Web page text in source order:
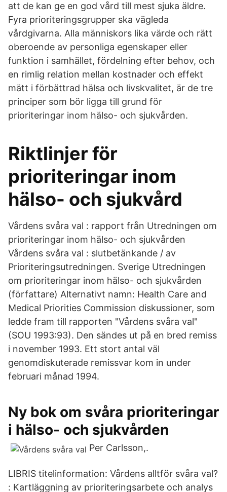
att de kan ge en god vård till mest sjuka äldre.
Fyra prioriteringsgrupper ska vägleda
vårdgivarna. Alla människors lika värde och rätt
oberoende av personliga egenskaper eller
funktion i samhället, fördelning efter behov, och
en rimlig relation mellan kostnader och effekt
mätt i förbättrad hälsa och livskvalitet, är de tre
principer som bör ligga till grund för
prioriteringar inom hälso- och sjukvården.
Riktlinjer för
prioriteringar inom
hälso- och sjukvård
Vårdens svåra val : rapport från Utredningen om
prioriteringar inom hälso- och sjukvården
Vårdens svåra val : slutbetänkande / av
Prioriteringsutredningen. Sverige Utredningen
om prioriteringar inom hälso- och sjukvården
(författare) Alternativt namn: Health Care and
Medical Priorities Commission diskussioner, som
ledde fram till rapporten "Vårdens svåra val"
(SOU 1993:93). Den sändes ut på en bred remiss
i november 1993. Ett stort antal väl
genomdiskuterade remissvar kom in under
februari månad 1994.
Ny bok om svåra prioriteringar
i hälso- och sjukvården
Per Carlsson,.
LIBRIS titelinformation: Vårdens alltför svåra val?
: Kartläggning av prioriteringsarbete och analys